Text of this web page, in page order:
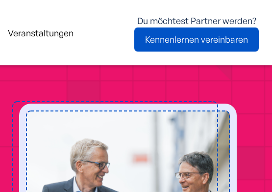
Du möchtest Partner werden?
Kennenlernen vereinbaren
Veranstaltungen